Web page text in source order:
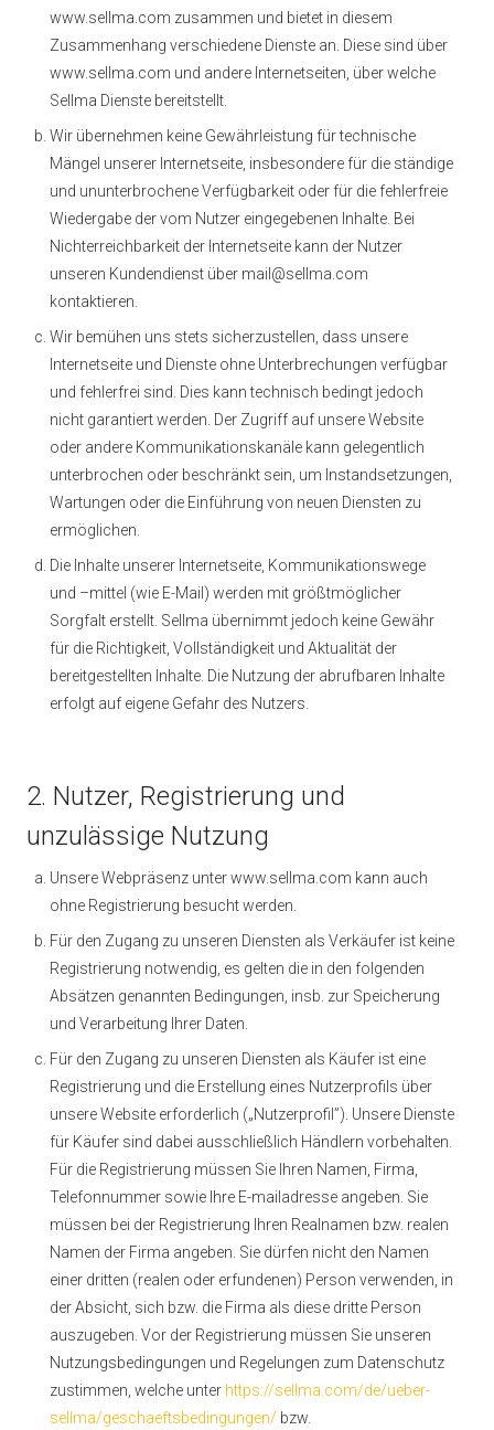
www.sellma.com zusammen und bietet in diesem
Zusammenhang verschiedene Dienste an. Diese sind über
www.sellma.com und andere Internetseiten, über welche
Sellma Dienste bereitstellt.
Wir übernehmen keine Gewährleistung für technische
Mängel unserer Internetseite, insbesondere für die ständige
und ununterbrochene Verfügbarkeit oder für die fehlerfreie
Wiedergabe der vom Nutzer eingegebenen Inhalte. Bei
Nichterreichbarkeit der Internetseite kann der Nutzer
unseren Kundendienst über mail@sellma.com
kontaktieren.
Wir bemühen uns stets sicherzustellen, dass unsere
Internetseite und Dienste ohne Unterbrechungen verfügbar
und fehlerfrei sind. Dies kann technisch bedingt jedoch
nicht garantiert werden. Der Zugriff auf unsere Website
oder andere Kommunikationskanäle kann gelegentlich
unterbrochen oder beschränkt sein, um Instandsetzungen,
Wartungen oder die Einführung von neuen Diensten zu
ermöglichen.
Die Inhalte unserer Internetseite, Kommunikationswege
und –mittel (wie E-Mail) werden mit größtmöglicher
Sorgfalt erstellt. Sellma übernimmt jedoch keine Gewähr
für die Richtigkeit, Vollständigkeit und Aktualität der
bereitgestellten Inhalte. Die Nutzung der abrufbaren Inhalte
erfolgt auf eigene Gefahr des Nutzers.
2. Nutzer, Registrierung und
unzulässige Nutzung
Unsere Webpräsenz unter www.sellma.com kann auch
ohne Registrierung besucht werden.
Für den Zugang zu unseren Diensten als Verkäufer ist keine
Registrierung notwendig, es gelten die in den folgenden
Absätzen genannten Bedingungen, insb. zur Speicherung
und Verarbeitung Ihrer Daten.
Für den Zugang zu unseren Diensten als Käufer ist eine
Registrierung und die Erstellung eines Nutzerprofils über
unsere Website erforderlich („Nutzerprofil”). Unsere Dienste
für Käufer sind dabei ausschließlich Händlern vorbehalten.
Für die Registrierung müssen Sie Ihren Namen, Firma,
Telefonnummer sowie Ihre E-mailadresse angeben. Sie
müssen bei der Registrierung Ihren Realnamen bzw. realen
Namen der Firma angeben. Sie dürfen nicht den Namen
einer dritten (realen oder erfundenen) Person verwenden, in
der Absicht, sich bzw. die Firma als diese dritte Person
auszugeben. Vor der Registrierung müssen Sie unseren
Nutzungsbedingungen und Regelungen zum Datenschutz
zustimmen, welche unter https://sellma.com/de/ueber-
sellma/geschaeftsbedingungen/ bzw.